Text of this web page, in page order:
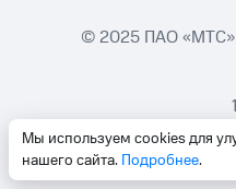
Мы используем cookies для
нашего сайта. Подробнее.
© 2025 ПАО